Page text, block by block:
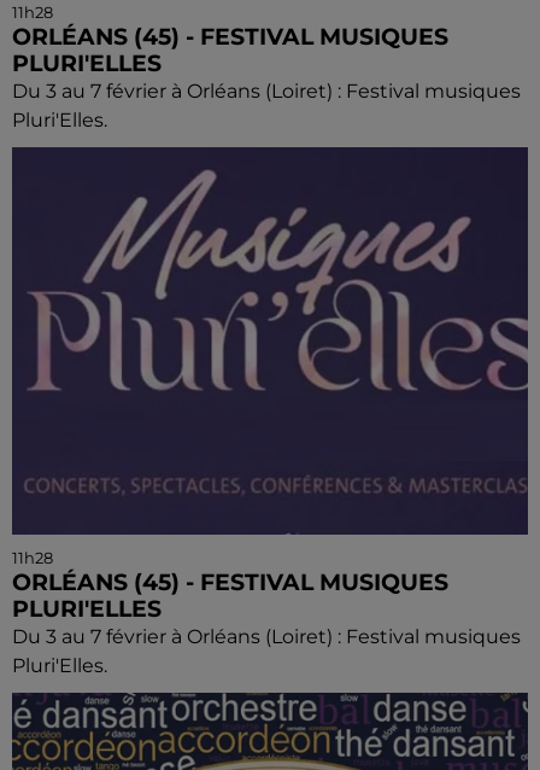
11h28
ORLÉANS (45) - FESTIVAL MUSIQUES
PLURI'ELLES
Du 3 au 7 février à Orléans (Loiret) : Festival musiques
Pluri'Elles.
11h28
ORLÉANS (45) - FESTIVAL MUSIQUES
PLURI'ELLES
Du 3 au 7 février à Orléans (Loiret) : Festival musiques
Pluri'Elles.